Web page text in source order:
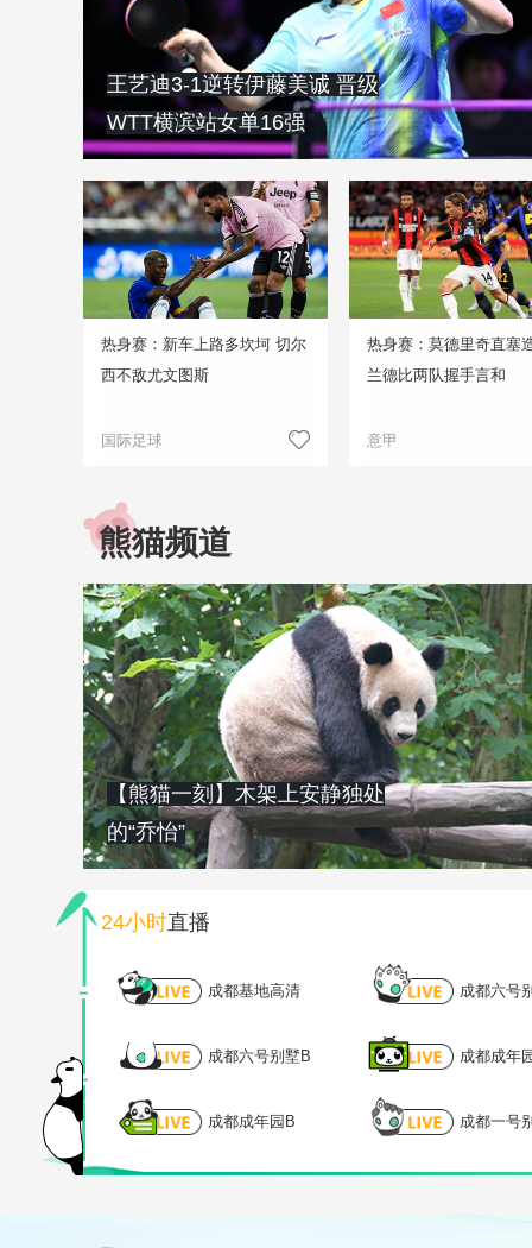
王艺迪3‑1逆转伊藤美诚 晋级
WTT横滨站女单16强
热身赛：新车上路多坎坷 切尔
西不敌尤文图斯
国际足球
热身赛：莫德里奇直塞
兰德比两队握手言和
意甲
熊猫频道
【熊猫一刻】木架上安静独处
的“乔怡”
24小时直播
成都基地高清 成都六号
成都六号别墅B 成都成年
成都成年园B 成都一号